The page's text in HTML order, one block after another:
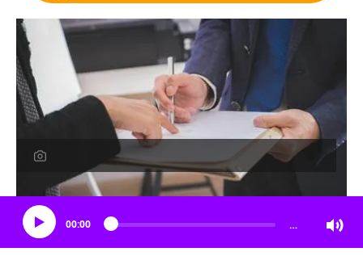
Escucha el artículo
00:00 …